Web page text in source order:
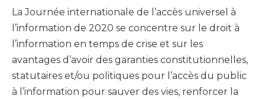
La Journée internationale de l’accès universel à
l’information de 2020 se concentre sur le droit à
l’information en temps de crise et sur les
avantages d’avoir des garanties constitutionnelles,
statutaires et/ou politiques pour l’accès du public
à l’information pour sauver des vies, renforcer la